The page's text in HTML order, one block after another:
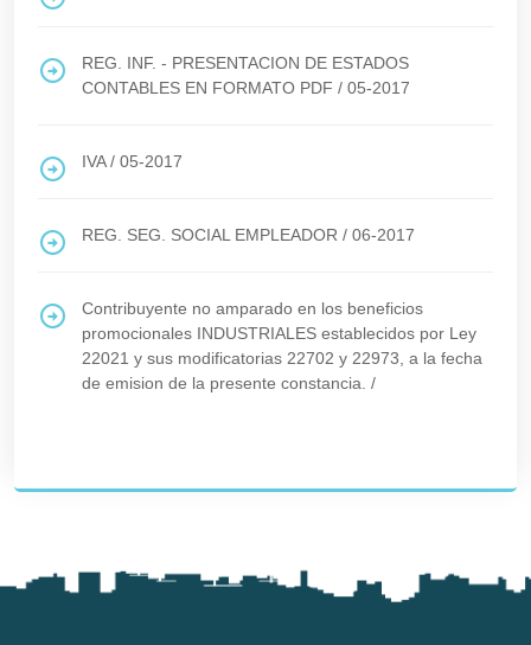
REG. INF. - PRESENTACION DE ESTADOS
CONTABLES EN FORMATO PDF / 05-2017
IVA/ 05-2017
REG. SEG. SOCIAL EMPLEADOR / 06-2017
Contribuyente no amparado en los beneficios
promocionales INDUSTRIALES establecidos por Ley
22021 y sus modificatorias 22702 y 22973, a la fecha
de emision de la presente constancia. /